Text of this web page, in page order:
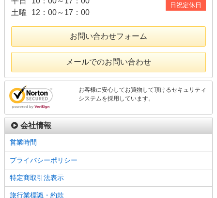
土曜
12：00～17：00
日祝定休日
お問い合わせフォーム
メールでのお問い合わせ
お客様に安心してお買物して頂けるセキュリティ
システムを採用しています。
会社情報
営業時間
プライバシーポリシー
特定商取引法表示
旅行業標識・約款